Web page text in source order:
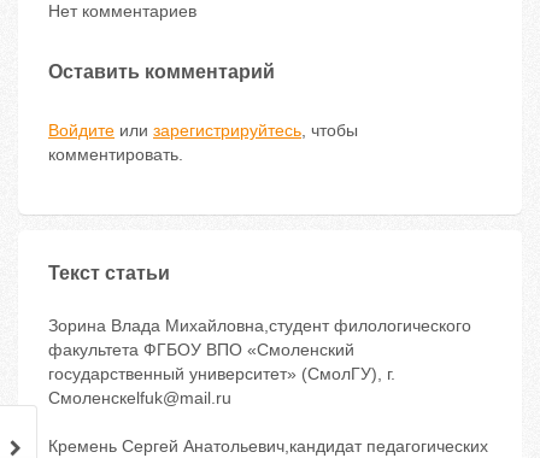
Нет комментариев
Оставить комментарий
Войдите или зарегистрируйтесь, чтобы
комментировать.
Текст статьи
Зорина Влада Михайловна,студент филологического
факультета ФГБОУ ВПО «Смоленский
государственный университет» (СмолГУ), г.
Смоленскelfuk@mail.ru
Кремень Сергей Анатольевич,кандидат педагогических